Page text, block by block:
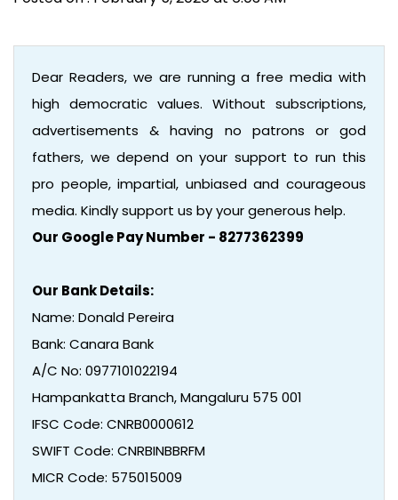
Dear Readers, we are running a free media with
high democratic values. Without subscriptions,
advertisements & having no patrons or god
fathers, we depend on your support to run this
pro people, impartial, unbiased and courageous
media. Kindly support us by your generous help.
Our Google Pay Number - 8277362399
Our Bank Details:
Name: Donald Pereira
Bank: Canara Bank
A/C No: 0977101022194
Hampankatta Branch, Mangaluru 575 001
IFSC Code: CNRB0000612
SWIFT Code: CNRBINBBRFM
MICR Code: 575015009